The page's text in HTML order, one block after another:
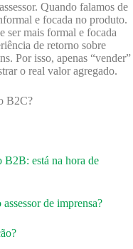
Quando falamos de
e focada no produto.
ser mais formal e focada
de retorno sobre
Por isso, apenas “vender”
o real valor agregado.
B2C?
B2B: está na hora de
de imprensa?